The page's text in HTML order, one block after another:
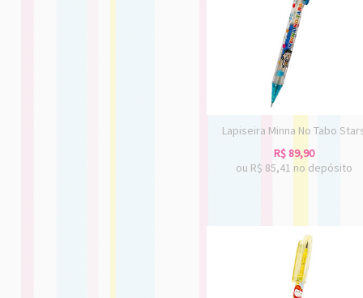
Lapiseira Minna No Tabo
R$ 89,90
ou R$ 85,41 no depósito